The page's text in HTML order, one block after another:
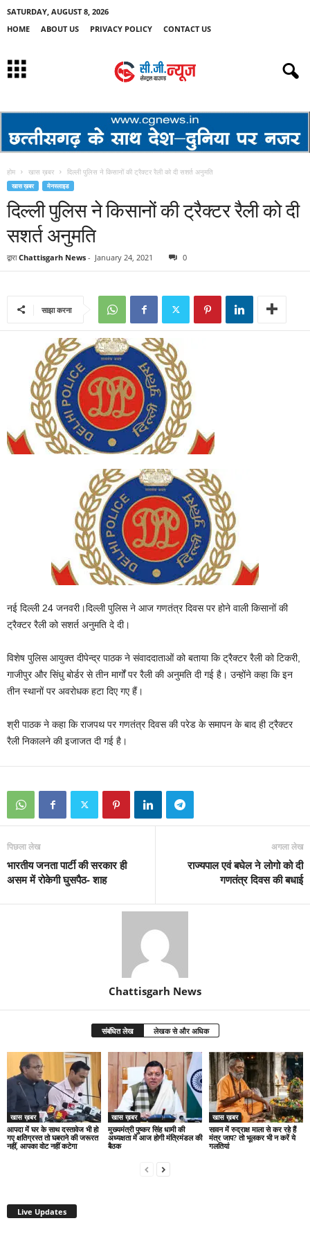
SATURDAY, AUGUST 8, 2026
HOME
ABOUT US PRIVACY POLICY CONTACT US
होम खास ख़बर दिल्ली पुलिस ने किसानों की ट्रैक्टर रैली को दी सशर्त अनुमति
खास ख़बर मेनस्लाइड
दिल्ली पुलिस ने किसानों की ट्रैक्टर रैली को दी
सशर्त अनुमति
द्वारा Chattisgarh News - January 24, 2021 0
साझा करना
नई दिल्ली 24 जनवरी।दिल्‍ली पुलिस ने आज गणतंत्र दिवस पर होने वाली किसानों की
ट्रैक्‍टर रैली को सशर्त अनुमति दे दी।
विशेष पुलिस आयुक्‍त दीपेन्‍द्र पाठक ने संवाददाताओं को बताया कि ट्रैक्‍टर रैली को टिकरी,
गाजीपुर और सिंधु बोर्डर से तीन मार्गों पर रैली की अनुमति दी गई है। उन्‍होंने कहा कि इन
तीन स्‍थानों पर अवरोधक हटा दिए गए हैं।
श्री पाठक ने कहा कि राजपथ पर गणतंत्र दिवस की परेड के समापन के बाद ही ट्रैक्‍टर
रैली निकालने की इजाजत दी गई है।
पिछला लेख
भारतीय जनता पार्टी की सरकार ही
असम में रोकेगी घुसपैठ- शाह
अगला लेख
राज्यपाल एवं बघेल ने लोगो को दी
गणतंत्र दिवस की बधाई
Chattisgarh News
संबंधित लेख लेखक से और अधिक
खास ख़बर
आपदा में घर के साथ दस्तावेज भी हो
गए क्षतिग्रस्त तो घबराने की जरूरत
नहीं, आपका वोट नहीं कटेगा
खास ख़बर
मुख्यमंत्री पुष्कर सिंह धामी की
अध्यक्षता में आज होगी मंत्रिमंडल की
बैठक
खास ख़बर
सावन में रुद्राक्ष माला से कर रहे हैं
मंत्र जाप? तो भूलकर भी न करें ये
गलतियां
Live Updates